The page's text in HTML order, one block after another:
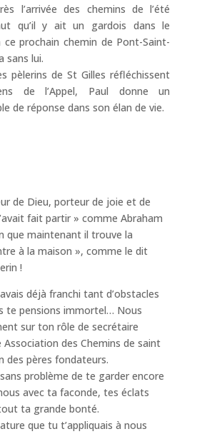
l’arrivée des chemins de l’été
qu’il y ait un gardois dans le
ce prochain chemin de Pont-Saint-
sans lui.
pèlerins de St Gilles réfléchissent
de l’Appel, Paul donne un
de réponse dans son élan de vie.
de Dieu, porteur de joie et de
fait partir » comme Abraham
que maintenant il trouve la
à la maison », comme le dit
!
déjà franchi tant d’obstacles
te pensions immortel… Nous
sur ton rôle de secrétaire
des Chemins de saint
des pères fondateurs.
problème de te garder encore
avec ta faconde, tes éclats
ta grande bonté.
que tu t’appliquais à nous